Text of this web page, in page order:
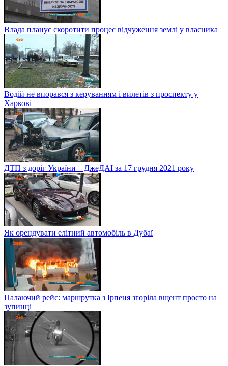
Влада планує скоротити процес відчуження землі у власника
Водій не впорався з керуванням і вилетів з проспекту у
Харкові
ДТП з доріг України – ДжеДАІ за 17 грудня 2021 року
Як орендувати елітний автомобіль в Дубаї
Палаючий рейс: маршрутка з Ірпеня згоріла вщент просто на
зупинці